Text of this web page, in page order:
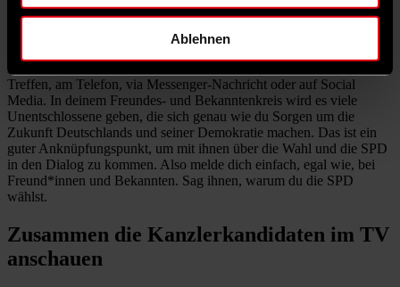
Ablehnen
Der persönliche Kontakt wirkt aber nicht nur gegenüber
Unbekannten, noch wirksamer ist er bei Freund*innen und
Bundestagswahl und ihre Wahlabsicht anzusprechen. Bei einem
Treffen, am Telefon, via Messenger-Nachricht oder auf Social
Media. In deinem Freundes- und Bekanntenkreis wird es viele
Unentschlossene geben, die sich genau wie du Sorgen um die
Zukunft Deutschlands und seiner Demokratie machen. Das ist ein
guter Anknüpfungspunkt, um mit ihnen über die Wahl und die SPD
in den Dialog zu kommen. Also melde dich einfach, egal wie, bei
Freund*innen und Bekannten. Sag ihnen, warum du die SPD
wählst.
Zusammen die Kanzlerkandidaten im TV
anschauen